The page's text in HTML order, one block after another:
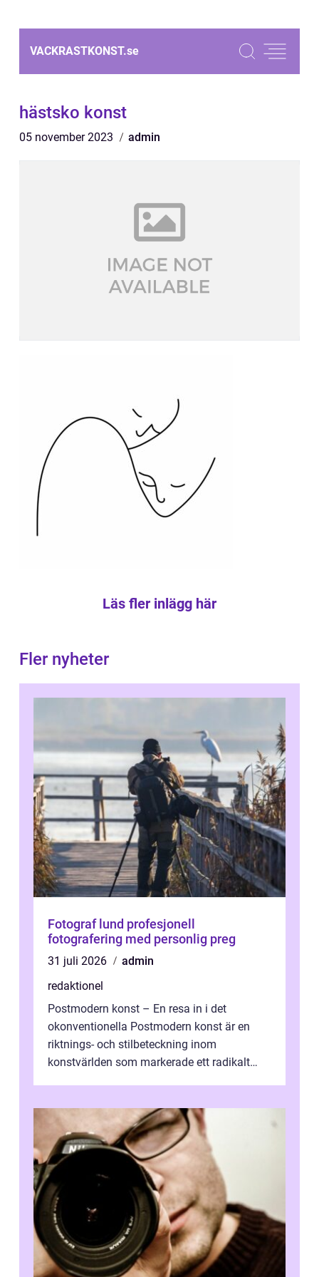
VACKRASTKONST.se
hästsko konst
05 november 2023 admin
Läs fler inlägg här
Fler nyheter
Fotograf lund profesjonell
fotografering med personlig preg
31 juli 2026
admin
redaktionel
Postmodern konst – En resa in i det
okonventionella Postmodern konst är en
riktnings- och stilbeteckning inom
konstvärlden som markerade ett radikalt